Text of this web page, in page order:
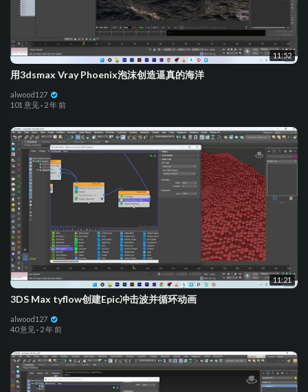
11:52
用3dsmax Vray Phoenix泡沫创造逼真的海洋
alwood127
101 意见 · 2 年 前
11:21
3DS Max tyflow创建Epic冲击波并循环动画
alwood127
40 意见· 2 年 前